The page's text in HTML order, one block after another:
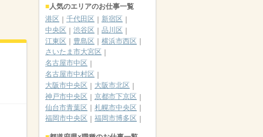
人気のエリアのお仕事一覧
港区
千代田区
新宿区
中央区
渋谷区
品川区
江東区
豊島区
横浜市西区
さいたま市大宮区
名古屋市中区
名古屋市中村区
大阪市中央区
大阪市北区
神戸市中央区
京都市下京区
仙台市青葉区
札幌市中央区
福岡市中央区
福岡市博多区